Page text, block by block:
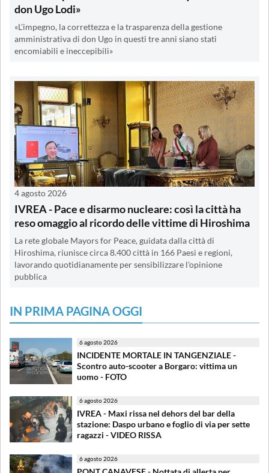
don Ugo Lodi»
«L'impegno, la correttezza e la trasparenza della gestione
amministrativa di don Ugo in questi tre anni siano stati
encomiabili e ineccepibili»
4 agosto 2026
IVREA - Pace e disarmo nucleare: così la città ha
reso omaggio al ricordo delle vittime di Hiroshima
La rete globale Mayors for Peace, guidata dalla città di
Hiroshima, riunisce circa 8.400 città in 166 Paesi e regioni,
lavorando quotidianamente per sensibilizzare l'opinione
pubblica
IN PRIMA PAGINA OGGI
6 agosto 2026
INCIDENTE MORTALE IN TANGENZIALE -
Scontro auto-scooter a Borgaro: vittima un
uomo - FOTO
6 agosto 2026
IVREA - Maxi rissa nel dehors del bar della
stazione: Daspo urbano e foglio di via per sette
ragazzi - VIDEO RISSA
6 agosto 2026